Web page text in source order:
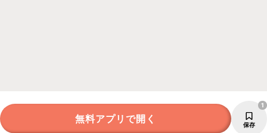
無料アプリで開く 保存
1